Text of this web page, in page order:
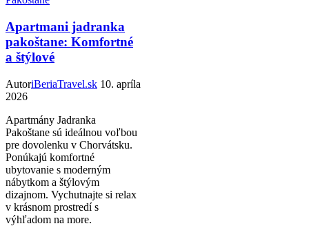
Apartmani jadranka
pakoštane: Komfortné
a štýlové
AutoriBeriaTravel.sk 10. apríla
2026
Apartmány Jadranka
Pakoštane sú ideálnou voľbou
pre dovolenku v Chorvátsku.
Ponúkajú komfortné
ubytovanie s moderným
nábytkom a štýlovým
dizajnom. Vychutnajte si relax
v krásnom prostredí s
výhľadom na more.